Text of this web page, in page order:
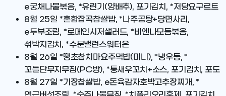
e궁채나물볶음, *유린기(양배추), 포기김치, *저당요구르트
8월 25일 *혼합잡곡찹쌀밥, *나주곰탕+당면사리,
e두부조림, *로메인시저샐러드, *비엔나모듬볶음,
섞박지김치, *수분밸런스워터온
8월 26일 *땡초참치마요주먹밥(미니), *냉우동, *
꼬들단무지무침(PC방), *통새우꼬치+소스, 포기김치, 포도
8월 27일 *기장찹쌀밥, e돈육감자호박고추장찌개, *